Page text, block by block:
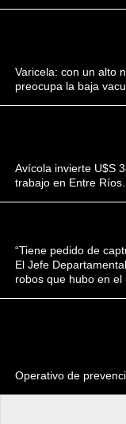
Varicela: con un alto
preocupa la baja
Avícola invierte U$S
trabajo en Entre Ríos.
“Tiene pedido de
El Jefe
robos que hubo en el
Operativo de